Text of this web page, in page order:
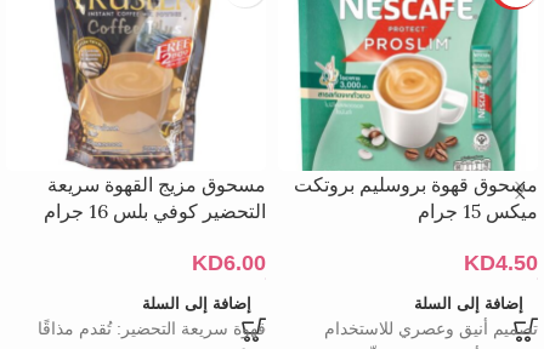
مسحوق قهوة بروسليم بروتكت
ميكس 15 جرام
KD4.50
إضافة إلى السلة
تصميم أنيق وعصري للاستخدام
مسحوق مزيج القهوة سريعة
التحضير كوفي بلس 16 جرام
KD6.00
إضافة إلى السلة
قهوة سريعة التحضير: تُقدم مذاقًا